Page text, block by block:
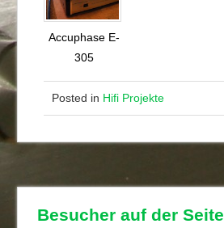
Accuphase E-
305
Posted in Hifi Projekte
Besucher auf der Seite